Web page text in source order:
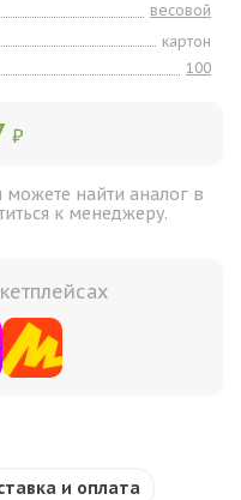
весовой
картон
100
₽
можете найти аналог в
к менеджеру.
и оплата